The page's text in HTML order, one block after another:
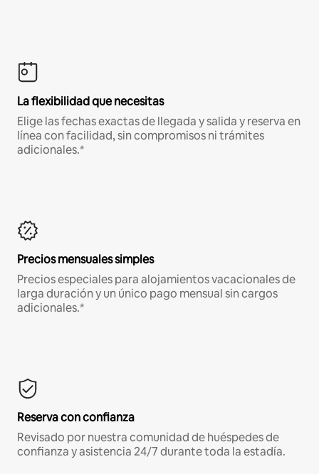
La flexibilidad que necesitas
Elige las fechas exactas de llegada y salida y reserva en
línea con facilidad, sin compromisos ni trámites
adicionales.*
Precios mensuales simples
Precios especiales para alojamientos vacacionales de
larga duración y un único pago mensual sin cargos
adicionales.*
Reserva con confianza
Revisado por nuestra comunidad de huéspedes de
confianza y asistencia 24/7 durante toda la estadía.